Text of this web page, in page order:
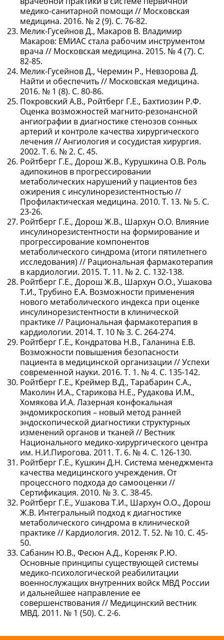
медико-санитарной помощи // Московская
медицина. 2016. № 2 (9). С. 76-82.
Мелик-Гусейнов Д., Макаров В. Владимир
Макаров: ЕМИАС стала рабочим инструментом
врача // Московская медицина. 2015. № 4 (7). С.
82-85.
Мелик-Гусейнов Д., Черемин Р., Невзорова Д.
Найти и обеспечить // Московская медицина.
2016. № 1 (8). С. 80-86.
Покровский А.В., Ройтберг Г.Е., Бахтиозин Р.Ф.
Оценка возможностей магнито-резонансной
ангиографии в диагностике стенозов сонных
артерий и контроле качества хирургического
лечения // Ангиология и сосудистая хирургия.
2002. Т. 6. № 2. С. 45.
Ройтберг Г.Е., Дорош Ж.В., Курушкина О.В. Роль
адипокинов в прогрессировании
метаболических нарушений у пациентов без
ожирения с инсулинорезистентностью //
Профилактическая медицина. 2010. Т. 13. № 5. С.
23-26.
Ройтберг Г.Е., Дорош Ж.В., Шархун О.О. Влияние
инсулинорезистентности на формирование и
прогрессирование компонентов
метаболического синдрома (итоги пятилетнего
исследования) // Рациональная фармакотерапия
в кардиологии. 2015. Т. 11. № 2. С. 132-138.
Ройтберг Г.Е., Дорош Ж.В., Шархун О.О., Ушакова
Т.И., Трубино Е.А. Возможности применения
нового метаболического индекса при оценке
инсулинорезистентности в клинической
практике // Рациональная фармакотерапия в
кардиологии. 2014. Т. 10 № 3. С. 264-274.
Ройтберг Г.Е., Кондратова Н.В., Галанина Е.В.
Возможности повышения безопасности
пациента в медицинской организации // Успехи
современной науки. 2016. Т. 1. № 4. С. 135-142.
Ройтберг Г.Е., Креймер В.Д., Тарабарин С.А.,
Маколин И.А., Старикова Н.Е., Рудакова И.М.,
Хомякова И.А. Лазерная конфокальная
эндомикроскопия – новый метод ранней
эндоскопической диагностики структурных
изменений органов и тканей // Вестник
Национального медико-хирургического центра
им. Н.И.Пирогова. 2011. Т. 6. № 4. С. 126-130.
Ройтберг Г.Е., Кушкин Д.Н. Система менеджмента
качества медицинского учреждения. От
процессного подхода до самооценки //
Сертификация. 2010. № 3. С. 38-45.
Ройтберг Г.Е., Ушакова Т.И., Шархун О.О., Дорош
Ж.В. Интегральный подход к диагностике
метаболического синдрома в клинической
практике // Кардиология. 2012. Т. 52. № 10. С. 45-
50.
Сабанин Ю.В., Фесюн А.Д., Кореняк Р.Ю.
Основные принципы существующей системы
медико-психологической реабилитации
военнослужащих внутренних войск МВД России
и дальнейшее направление ее
совершенствования // Медицинский вестник
МВД. 2011. № 1 (50). С. 2-6.